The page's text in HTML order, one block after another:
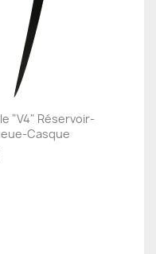
"V4" Réservoir-
Casque